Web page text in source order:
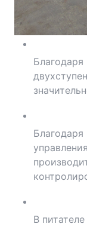
В